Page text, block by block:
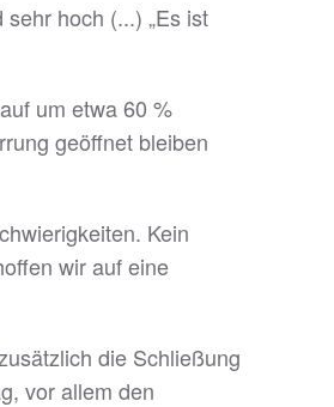
hoch (...) „Es ist
um etwa 60 %
geöffnet bleiben
Kein
wir auf eine
die Schließung
vor allem den